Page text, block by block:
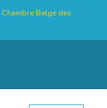
Chambre Belge des